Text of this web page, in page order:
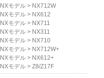
NXモデル > NX712W
NXモデル > NX612
NXモデル > NX711
NXモデル > NX311
NXモデル > NX710
NXモデル > NX712W+
NXモデル > NX612+
NXモデル > Z8/Z17F